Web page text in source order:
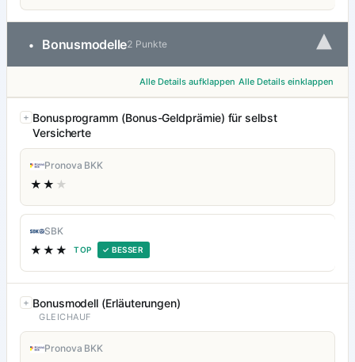
• Bonusmodelle2 Punkte ▾
Alle Details aufklappen Alle Details einklappen
Bonusprogramm (Bonus-Geldprämie) für selbst
Versicherte
Pronova BKK
★★ ★
SBK
★★★ TOP ✓ BESSER
Bonusmodell (Erläuterungen)
GLEICHAUF
Pronova BKK